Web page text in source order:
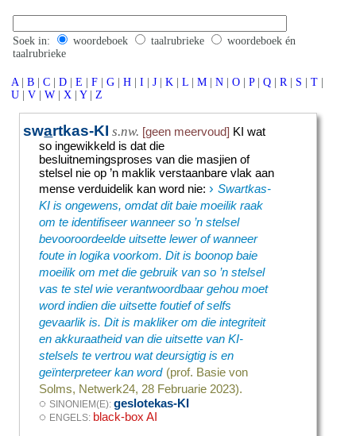
Soek in: woordeboek taalrubrieke
woordeboek én
taalrubrieke
A | B | C | D | E | F | G | H | I | J | K | L | M | N | O | P | Q | R | S | T |
U | V | W | X | Y | Z
swartkas-KI s.nw. [geen meervoud] KI wat
so ingewikkeld is dat die
besluitnemingsproses van die masjien of
stelsel nie op ’n maklik verstaanbare vlak aan
mense verduidelik kan word nie:› Swartkas-
KI is ongewens, omdat dit baie moeilik raak
om te identifiseer wanneer so ’n stelsel
bevooroordeelde uitsette lewer of wanneer
foute in logika voorkom. Dit is boonop baie
moeilik om met die gebruik van so ’n stelsel
vas te stel wie verantwoordbaar gehou moet
word indien die uitsette foutief of selfs
gevaarlik is. Dit is makliker om die integriteit
en akkuraatheid van die uitsette van KI-
stelsels te vertrou wat deursigtig is en
geïnterpreteer kan word (prof. Basie von
Solms, Netwerk24, 28 Februarie 2023).
◌SINONIEM(E):geslotekas-KI
◌ ENGELS: black-box AI